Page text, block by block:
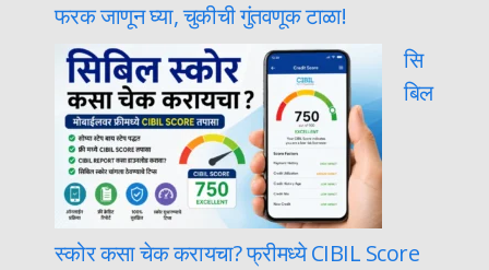
फरक जाणून घ्या, चुकीची गुंतवणूक टाळा!
सि
बिल
स्कोर कसा चेक करायचा? फ्रीमध्ये CIBIL Score